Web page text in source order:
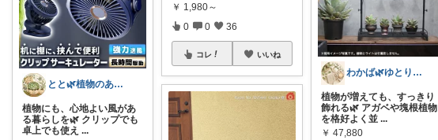
とと🌿植物のある暮らし
植物にも、心地よい風があ
る暮らしを🌿 クリップでも
卓上でも使え ...
￥ 1,980～
0 0 36
コレ いいね
わかば🌿ゆとり美の暮らし🤍
植物が増えても、すっきり
飾れる🌿 アガベや塊根植物
を格好よく並 ...
￥ 47,880